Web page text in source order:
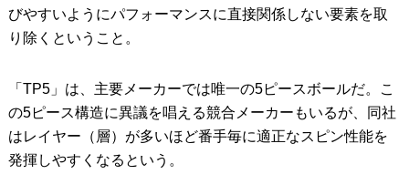
びやすいようにパフォーマンスに直接関係しない要素を取
り除くということ。
「TP5」は、主要メーカーでは唯一の5ピースボールだ。こ
の5ピース構造に異議を唱える競合メーカーもいるが、同社
はレイヤー（層）が多いほど番手毎に適正なスピン性能を
発揮しやすくなるという。